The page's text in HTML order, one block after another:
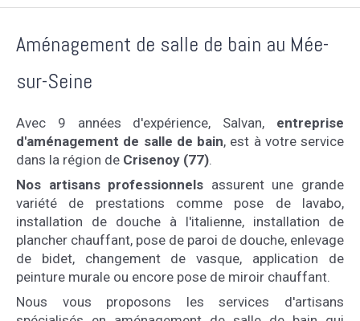
Aménagement de salle de bain au Mée-
sur-Seine
Avec 9 années d'expérience, Salvan, entreprise
d'aménagement de salle de bain, est à votre service
dans la région de Crisenoy (77).
Nos artisans professionnels assurent une grande
variété de prestations comme pose de lavabo,
installation de douche à l'italienne, installation de
plancher chauffant, pose de paroi de douche, enlevage
de bidet, changement de vasque, application de
peinture murale ou encore pose de miroir chauffant.
Nous vous proposons les services d'artisans